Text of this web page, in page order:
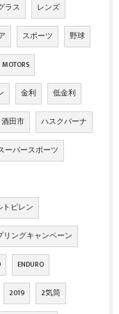
ラス レンズ
スポーツ 野球
金利 低金利
酒田市 ハスクバーナ
ーパースポーツ
トピレン
リングキャンペーン
ENDURO
2019 2気筒